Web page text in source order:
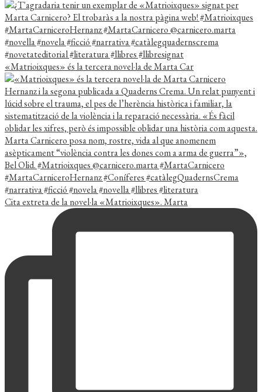
«Matrioixques» és la tercera novel·la de Marta Car
Cita extreta de la novel·la «Matrioixques». Marta